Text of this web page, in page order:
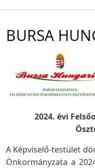
BURSA
2024. évi
A Képviselő-testület
Önkormányzata a